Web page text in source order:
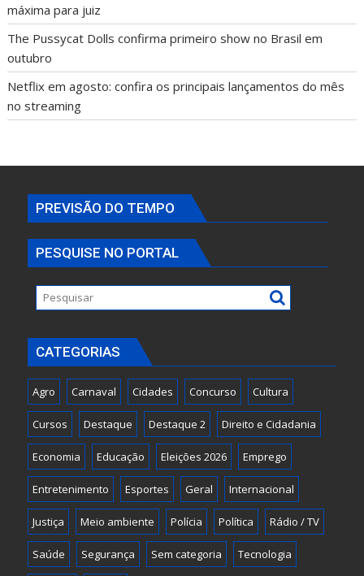
máxima para juiz
The Pussycat Dolls confirma primeiro show no Brasil em
outubro
Netflix em agosto: confira os principais lançamentos do mês
no streaming
PREVISÃO DO TEMPO
PESQUISE NO PORTAL
CATEGORIAS
Agro Carnaval Cidades Concurso Cultura
Cursos Destaque Destaque 2 Direito e Cidadania
Economia Educação Eleições 2026 Emprego
Entretenimento Esportes Geral Internacional
Justiça Meio ambiente Polícia Política Rádio / TV
Saúde Segurança Sem categoria Tecnologia